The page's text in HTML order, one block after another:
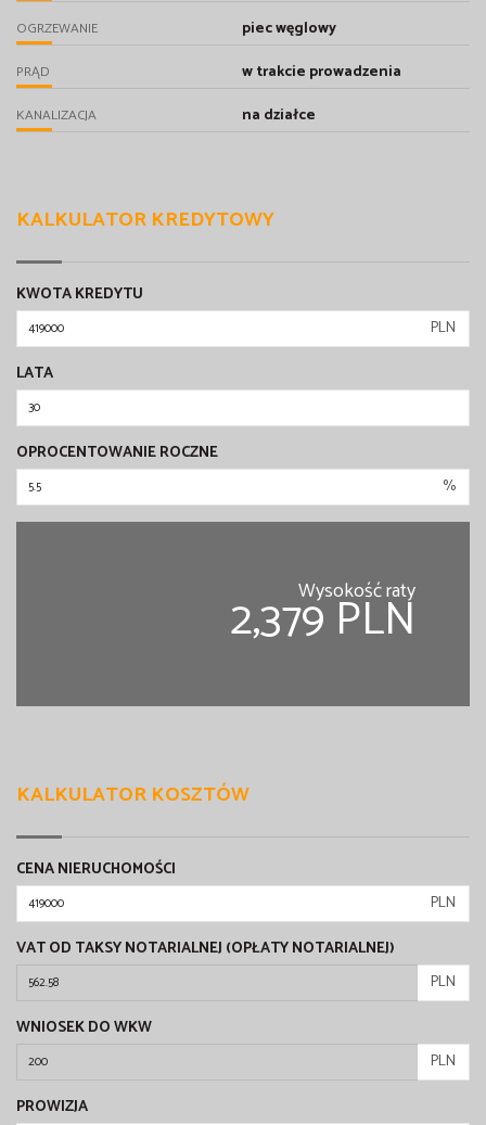
OGRZEWANIE piec węglowy
PRĄD w trakcie prowadzenia
KANALIZACJA na działce
KALKULATOR KREDYTOWY
KWOTA KREDYTU
PLN
LATA
OPROCENTOWANIE ROCZNE
%
Wysokość raty
2,379 PLN
KALKULATOR KOSZTÓW
CENA NIERUCHOMOŚCI
PLN
VAT OD TAKSY NOTARIALNEJ (OPŁATY NOTARIALNEJ)
PLN
WNIOSEK DO WKW
PLN
PROWIZJA